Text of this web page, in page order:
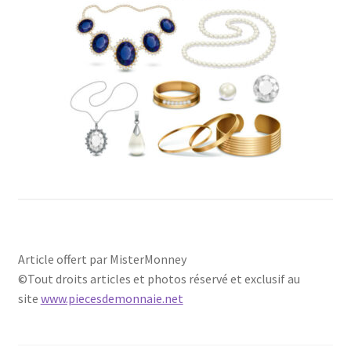
Article offert par MisterMonney
©Tout droits articles et photos réservé et exclusif au
site www.piecesdemonnaie.net